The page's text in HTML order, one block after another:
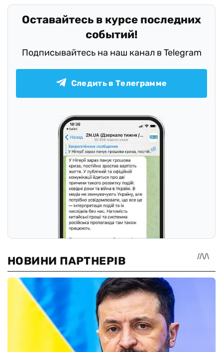
Оставайтесь в курсе последних
событий!
Подписывайтесь на наш канал в Telegram
Следить в Телеграмме